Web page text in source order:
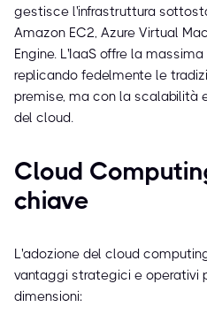
gestisce l'infrastruttura
Amazon EC2, Azure Virtual
Engine. L'IaaS offre la
replicando fedelmente le
premise, ma con la scalabilità
del cloud.
Cloud
chiave
L'adozione del cloud
vantaggi strategici e operativi
dimensioni: